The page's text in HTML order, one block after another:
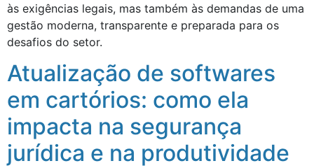
às exigências legais, mas também às demandas de uma
gestão moderna, transparente e preparada para os
desafios do setor.
Atualização de softwares
em cartórios: como ela
impacta na segurança
jurídica e na produtividade